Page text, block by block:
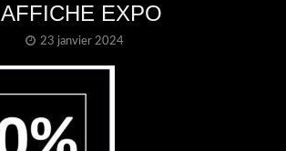
AFFICHE EXPO
23 janvier 2024